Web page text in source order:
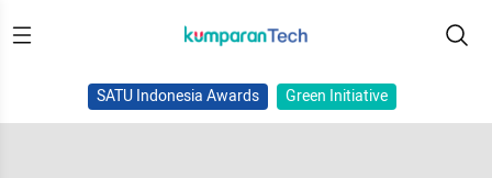
SATU Indonesia Awards Green Initiative